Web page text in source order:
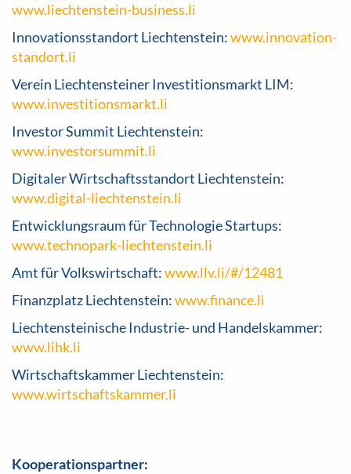
www.liechtenstein-business.li
Innovationsstandort Liechtenstein:www.innovation-
standort.li
Verein Liechtensteiner Investitionsmarkt LIM:
www.investitionsmarkt.li
Investor Summit Liechtenstein:
www.investorsummit.li
Digitaler Wirtschaftsstandort Liechtenstein:
www.digital-liechtenstein.li
Entwicklungsraum für Technologie Startups:
www.technopark-liechtenstein.li
Amt für Volkswirtschaft:www.llv.li/#/12481
Finanzplatz Liechtenstein:www.finance.li
Liechtensteinische Industrie- und Handelskammer:
www.lihk.li
Wirtschaftskammer Liechtenstein:
www.wirtschaftskammer.li
Kooperationspartner: